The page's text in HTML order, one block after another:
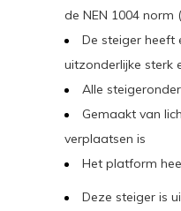
de NEN 1004 norm
De steiger heeft
uitzonderlijke sterk
Alle
Gemaakt van
verplaatsen is
Het platform
Deze steiger is